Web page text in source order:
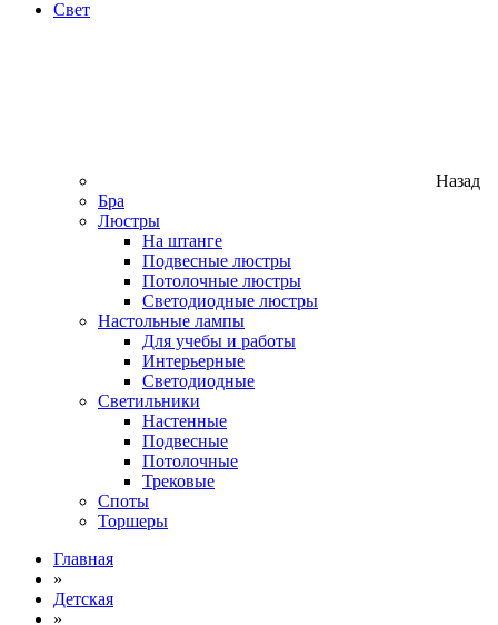
Свет
Назад
Бра
Люстры
На штанге
Подвесные люстры
Потолочные люстры
Светодиодные люстры
Настольные лампы
Для учебы и работы
Интерьерные
Светодиодные
Светильники
Настенные
Подвесные
Потолочные
Трековые
Споты
Торшеры
Главная
»
Детская
»